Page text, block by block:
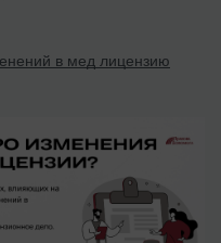
в мед лицензию